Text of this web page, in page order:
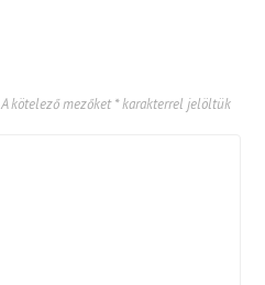
A kötelező mezőket*karakterrel jelöltük